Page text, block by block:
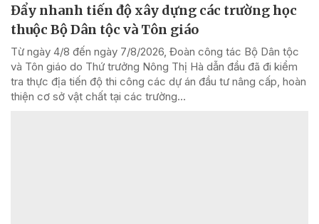
Đẩy nhanh tiến độ xây dựng các trường học
thuộc Bộ Dân tộc và Tôn giáo
Từ ngày 4/8 đến ngày 7/8/2026, Đoàn công tác Bộ Dân tộc
và Tôn giáo do Thứ trưởng Nông Thị Hà dẫn đầu đã đi kiểm
tra thực địa tiến độ thi công các dự án đầu tư nâng cấp, hoàn
thiện cơ sở vật chất tại các trường...